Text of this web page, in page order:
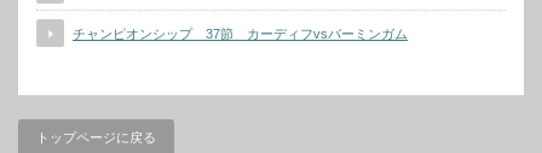
チャンピオンシップ 37節 カーディフvsバーミンガム
トップページに戻る